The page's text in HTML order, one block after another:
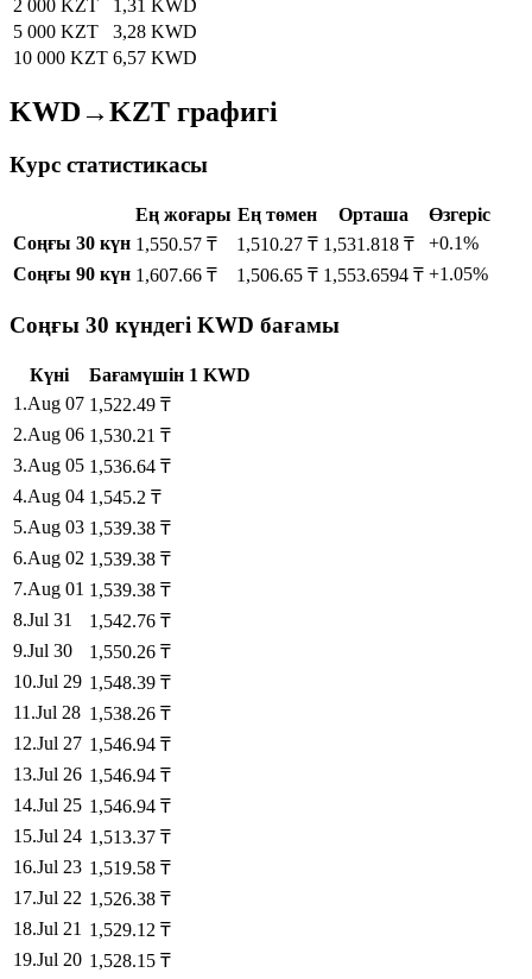
2 000 KZT
1,31 KWD
5 000 KZT
3,28 KWD
10 000 KZT 6,57 KWD
KWD→KZT графигі
Курс статистикасы
Ең жоғары Ең төмен Орташа
Өзгеріс
Соңғы 30 күн 1,550.57 ₸ 1,510.27 ₸ 1,531.818 ₸
+0.1%
Соңғы 90 күн 1,607.66 ₸ 1,506.65 ₸ 1,553.6594 ₸ +1.05%
Соңғы 30 күндегі KWD бағамы
Күні Бағамүшін 1 KWD
1 .Aug 07 1,522.49 ₸
2.Aug 06 1,530.21 ₸
3.Aug 05 1,536.64 ₸
4.Aug 04 1,545.2 ₸
5.Aug 03 1,539.38 ₸
6.Aug 02 1,539.38 ₸
7.Aug 01 1,539.38 ₸
8.Jul 31 1,542.76 ₸
9.Jul 30 1,550.26 ₸
10.Jul 29 1,548.39 ₸
11 .Jul 28 1,538.26 ₸
12.Jul 27 1,546.94 ₸
13.Jul 26 1,546.94 ₸
14.Jul 25 1,546.94 ₸
15.Jul 24 1,513.37 ₸
16.Jul 23 1,519.58 ₸
17.Jul 22 1,526.38 ₸
18.Jul 21 1,529.12 ₸
19.Jul 20 1,528.15 ₸